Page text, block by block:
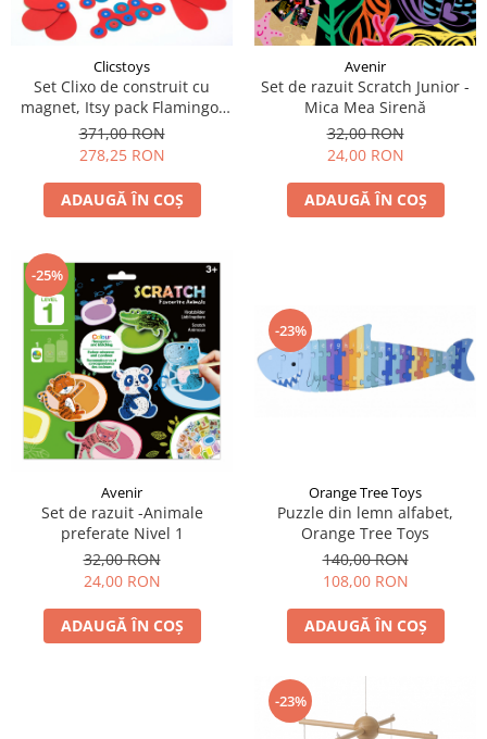
LEGO Art
LEGO Architecture
LEGO Ideas
LEGO Speed Champions
Clicstoys
Set Clixo de construit cu
magnet, Itsy pack Flamingo-
Turquoise 30
371,00 RON
278,25 RON
ADAUGĂ ÎN COȘ
Avenir
Set de razuit Scratch Junior -
Mica Mea Sirenă
32,00 RON
24,00 RON
ADAUGĂ ÎN COȘ
-25%
Avenir
Set de razuit -Animale
preferate Nivel 1
32,00 RON
24,00 RON
ADAUGĂ ÎN COȘ
-23%
Orange Tree Toys
Puzzle din lemn alfabet,
Orange Tree Toys
140,00 RON
108,00 RON
ADAUGĂ ÎN COȘ
-23%